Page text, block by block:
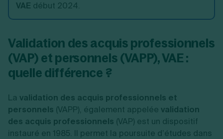
VAE début 2024.
Validation des acquis professionnels
(VAP) et personnels (VAPP), VAE :
quelle différence ?
La validation des acquis professionnels et
personnels (VAPP), également appelée validation
des acquis professionnels (VAP) est un dispositif
instauré en 1985. Il permet la poursuite d’études dans